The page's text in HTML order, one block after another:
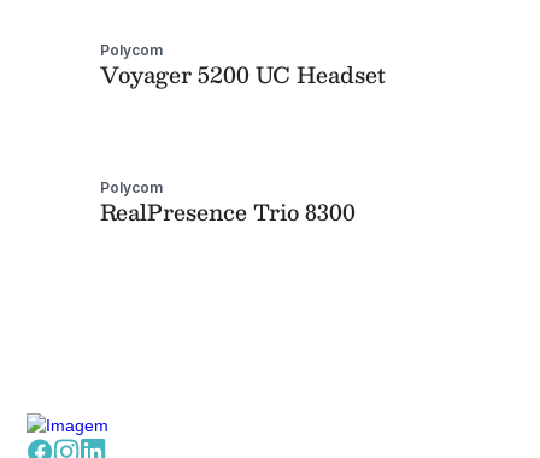
Polycom
Voyager 5200 UC Headset
Polycom
RealPresence Trio 8300